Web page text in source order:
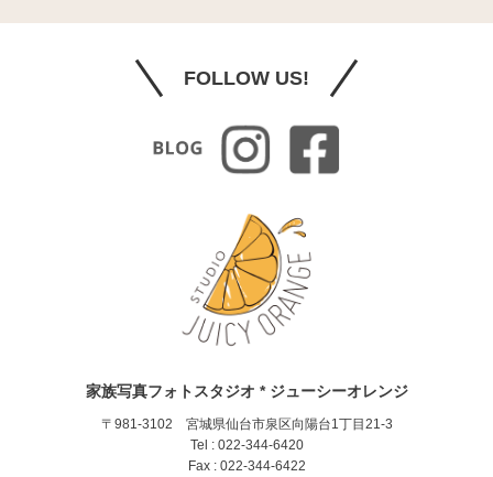
FOLLOW US!
家族写真フォトスタジオ * ジューシーオレンジ
〒981-3102 宮城県仙台市泉区向陽台1丁目21-3
Tel : 022-344-6420
Fax : 022-344-6422